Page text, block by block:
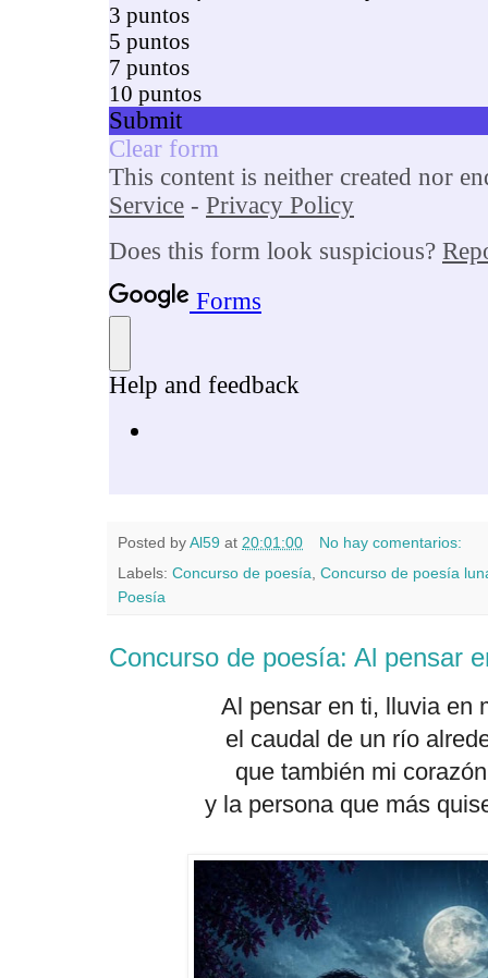
Posted byAl59 at 20:01:00
No hay comentarios:
Labels: Concurso de poesía Concurso de poesía
Poesía
Concurso de poesía: Al pensar
Al pensar en ti, lluvia en
el caudal de un río
que también mi
y la persona que más